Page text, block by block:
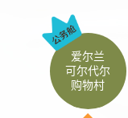
爱尔兰
可尔代尔
购物村